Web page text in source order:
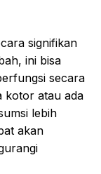
signifikan
ini bisa
secara
kotor atau ada
lebih
akan